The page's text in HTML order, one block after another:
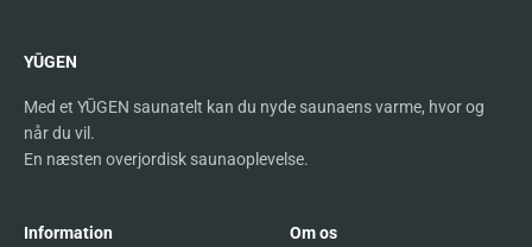
YŪGEN
Med et YŪGEN saunatelt kan du nyde saunaens varme, hvor og
når du vil.
En næsten overjordisk saunaoplevelse.
Information Om os